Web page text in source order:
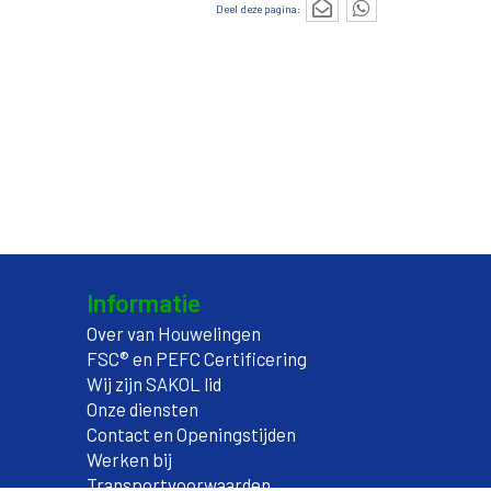
Deel deze pagina:
Informatie
Over van Houwelingen
FSC® en PEFC Certificering
Wij zijn SAKOL lid
Onze diensten
Contact en Openingstijden
Werken bij
Transportvoorwaarden